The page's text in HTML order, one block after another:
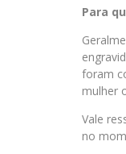
Para
foram
mulher
Vale
no